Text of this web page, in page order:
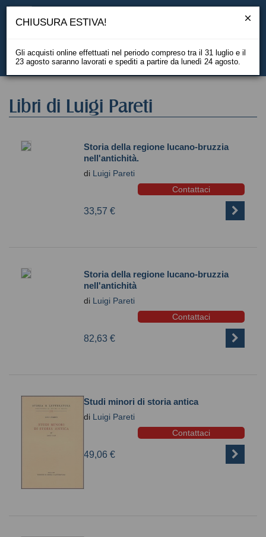
EN
Libri di Luigi Pareti
Storia della regione lucano-bruzzia
nell'antichità.
di Luigi Pareti
Contattaci
33,57 €
Storia della regione lucano-bruzzia
nell'antichità
di Luigi Pareti
Contattaci
82,63 €
Studi minori di storia antica
di Luigi Pareti
Contattaci
49,06 €
CHIUSURA ESTIVA!
Gli acquisti online effettuati nel periodo compreso tra il 31 luglio e il
23 agosto saranno lavorati e spediti a partire da lunedì 24 agosto.